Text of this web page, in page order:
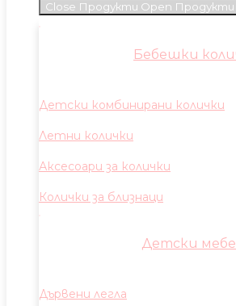
Close Продукти Open Продукти
Бебешки
Детски комбинирани колички
Летни колички
Аксесоари за колички
Колички за близнаци
Детски
Дървени легла